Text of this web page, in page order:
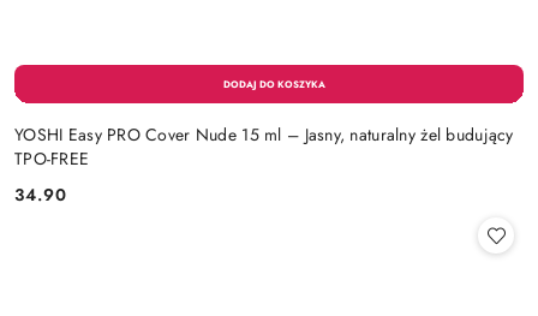
YOSHI Easy PRO Cover Nude 15 ml – Jasny, naturalny żel budujący
TPO-FREE
Cena:
34.90